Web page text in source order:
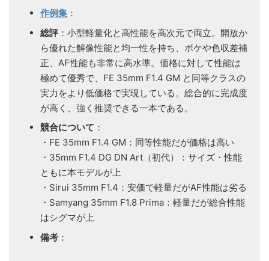
作例集 ：
総評：小型軽量化と高性能を高次元で両立。開放か
ら優れた解像性能と均一性を持ち、ボケや色収差補
正、AF性能も非常に高水準。価格に対して性能は
極めて優秀で、FE 35mm F1.4 GM と同等クラスの
実力をより低価格で実現している。総合的に完成度
が高く、強く推奨できる一本である。
競合について ：
・FE 35mm F1.4 GM：同等性能だが価格は高い
・35mm F1.4 DG DN Art（初代）：サイズ・性能
ともに本モデルが上
・Sirui 35mm F1.4：安価で軽量だがAF性能は劣る
・Samyang 35mm F1.8 Prima：軽量だが総合性能
はシグマが上
備考 ：